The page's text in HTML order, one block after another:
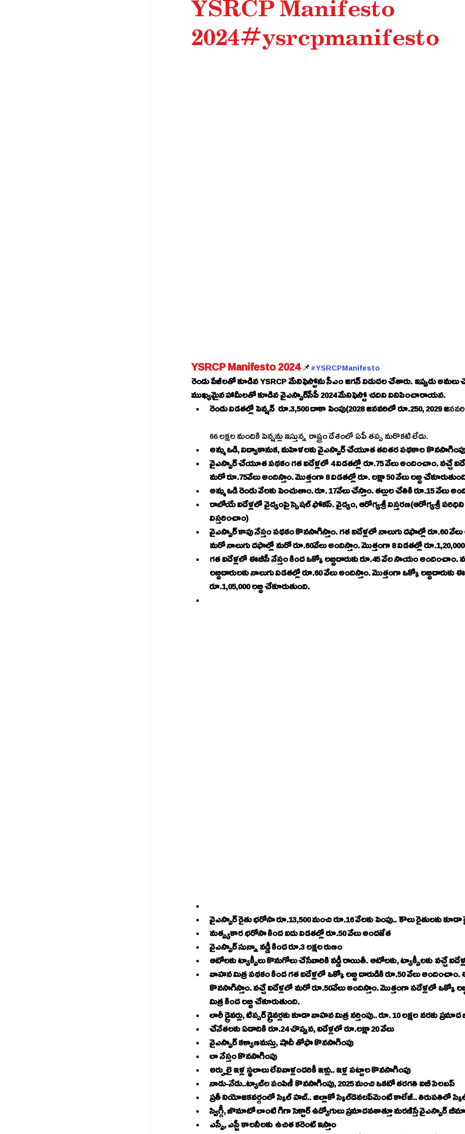
YSRCP Manifesto
2024#ysrcpmanifesto
YSRCP Manifesto 2024 📌#YSRCPManifesto
రెండు పేజీలతో కూడిన YSRCP మేనిఫెస్టోను సీఎం జగన్‌ విడుదల చేశారు. ఇప్పుడు అమలు చేస్తున్న పథకాల విస్తరణ.. 9
ముఖ్యమైన హామీలతో కూడిన వైఎస్సార్‌సీపీ 2024 మేనిఫెస్టో చదివి వినిపించారాయన.
రెండు విడతల్లో పెన్షన్‌  రూ.3,500 దాకా పెంపు(2028 జనవరిలో రూ.250, 2029 జ
66 లక్షల మందికి పెన్షన్లు ఇస్తున్న రాష్ట్రం దేశంలో ఏపీ తప్ప మరొకటి లేదు.
అమ్మ ఒడి, విద్యాకానుక, మహిళలకు వైఎస్సార్‌ చేయూత తదితర పథకాల కొనసాగింపు
వైఎస్సార్‌ చేయూత పథకం గత ఐదేళ్లలో 4 విడతల్లో రూ.75 వేలు అందించాం. వచ్చే ఐదేళ్లలో మరో నాలుగు విడతల్లో
మరో రూ.75వేలు అందిస్తాం. మొత్తంగా 8 విడతల్లో రూ. లక్షా 50 వేలు లబ్ది
అమ్మ ఒడి రెండు వేలకు పెంచుతాం. రూ. 17వేలు చేస్తాం. తల్లుల చేతికి రూ.15 వేలు
రాబోయే ఐదేళ్లలో వైద్యంపై స్పెషల్‌ ఫోకస్‌. వైద్యం, ఆరోగ్యశ్రీ విస్తరణ(ఆరోగ్యశ్రీ పరిధిని ఇదివరకే రూ.25 లక్షలకు
విస్తరించాం)
వైఎస్సార్‌ కాపు నేస్తం పథకం కొనసాగిస్తాం. గత ఐదేళ్లలో నాలుగు దఫాల్లో రూ.60 వేలు అందించాం. వచ్చే ఐదేళ్లలో
మరో నాలుగు దఫాల్లో మరో రూ.60వేలు అందిస్తాం. మొత్తంగా 8 విడతల్లో రూ.1,20,000
గత ఐదేళ్లలో ఈబీసీ నేస్తం కింద ఒక్కో లబ్దిదారుకు రూ.45 వేల సాయం అందించాం.
లబ్దిదారులకు నాలుగు విడతల్లో రూ.60 వేలు అందిస్తాం. మొత్తంగా ఒక్కో లబ్దిదారుకు
రూ.1,05,000 లబ్ది చేకూరుతుంది.
వైఎస్సార్‌ రైతు భరోసా రూ.13,500 నుంచి రూ.16 వేలకు పెంపు.. కౌలు రైతులకు
మత్స్యకార భరోసా కింద ఐదు విడతల్లో రూ.50 వేలు అందజేత
వైఎస్సార్‌ సున్నా వడ్డీ కింద రూ.3 లక్షల రుణం
ఆటోలకు ట్యాక్సీలు కొనుగోలు చేసేవారికి వడ్డీ రాయితీ. ఆటోలకు, ట్యాక్సీలకు వచ్చే
వాహన మిత్ర పథకం కింద గత ఐదేళ్లలో ఒక్కో లబ్ది దారుడికి రూ.50 వేలు అందించాం.
కొనసాగిస్తాం. వచ్చే ఐదేళ్లలో మరో రూ.50వేలు అందిస్తాం. మొత్తంగా పదేళ్లలో ఒక్కో
మిత్ర కింద లబ్ది చేకూరుతుంది.
లారీ డ్రైవర్లు, టిప్పర్‌ డ్రైవర్లకు కూడా వాహన మిత్ర వర్తింపు.. రూ. 10 లక్షల వరకు
చేనేతలకు ఏడాదికి రూ.24 చొప్పున, ఐదేళ్లలో రూ.లక్షా 20 వేలు
వైఎస్సార్‌ కళ్యాణమస్తు, షాదీ తోఫా కొనసాగింపు
లా నేస్తం కొనసాగింపు
అర్హులై ఇళ్ల స్థలాలు లేనివాళ్లందరికీ ఇళ్లు.. ఇళ్ల పట్టాల కొనసాగింపు
స్విగ్గీ, జొమాటో లాంటి గిగా సెక్టార్‌
ఎస్సీ, ఎస్టీ కాలనీలకు ఉచిత కరెంట్‌ ఇస్తాం